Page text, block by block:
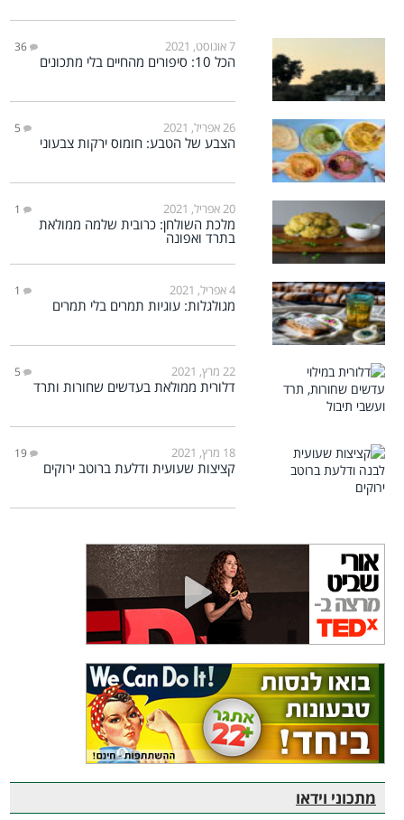
7 אוגוסט, 2021 36
הכל 10: סיפורים מהחיים בלי מתכונים
26 אפריל, 2021 5
הצבע של הטבע: חומוס ירקות צבעוני
20 אפריל, 2021 1
מלכת השולחן: כרובית שלמה ממולאת
בתרד ואפונה
4 אפריל, 2021 1
מגולגלות: עוגיות תמרים בלי תמרים
22 מרץ, 2021 5
דלורית ממולאת בעדשים שחורות ותרד
18 מרץ, 2021 19
קציצות שעועית ודלעת ברוטב ירוקים
מתכוני וידאו